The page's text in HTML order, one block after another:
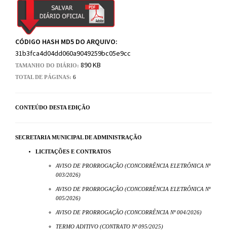
CÓDIGO HASH MD5 DO ARQUIVO:
31b3fca4d04dd060a9049259bc05e9cc
TAMANHO DO DIÁRIO: 890 KB
TOTAL DE PÁGINAS: 6
CONTEÚDO DESTA EDIÇÃO
SECRETARIA MUNICIPAL DE ADMINISTRAÇÃO
LICITAÇÕES E CONTRATOS
AVISO DE PRORROGAÇÃO (CONCORRÊNCIA ELETRÔNICA Nº
003/2026)
AVISO DE PRORROGAÇÃO (CONCORRÊNCIA ELETRÔNICA Nº
005/2026)
AVISO DE PRORROGAÇÃO (CONCORRÊNCIA Nº 004/2026)
TERMO ADITIVO (CONTRATO Nº 095/2025)